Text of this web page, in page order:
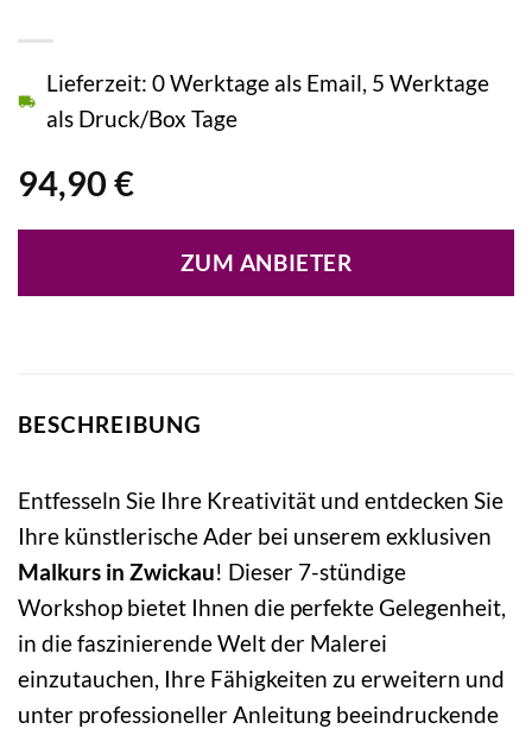
94,90 €
Lieferzeit: 0 Werktage als Email, 5 Werktage
als Druck/Box Tage
ZUM ANBIETER
BESCHREIBUNG
Entfesseln Sie Ihre Kreativität und entdecken Sie
Ihre künstlerische Ader bei unserem exklusiven
Malkurs in Zwickau! Dieser 7-stündige
Workshop bietet Ihnen die perfekte Gelegenheit,
in die faszinierende Welt der Malerei
einzutauchen, Ihre Fähigkeiten zu erweitern und
unter professioneller Anleitung beeindruckende